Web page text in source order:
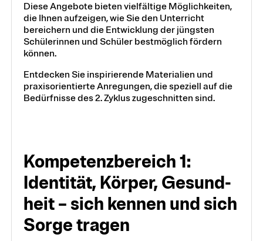
Diese Angebote bieten vielfältige Möglichkeiten,
die Ihnen aufzeigen, wie Sie den Unterricht
bereichern und die Entwicklung der jüngsten
Schülerinnen und Schüler bestmöglich fördern
können.
Entdecken Sie inspirierende Materialien und
praxisorientierte Anregungen, die speziell auf die
Bedürfnisse des 2. Zyklus zugeschnitten sind.
Kompetenz­bereich 1:
Identität, Körper, Gesund­
heit – sich kennen und sich
Sor­ge tragen